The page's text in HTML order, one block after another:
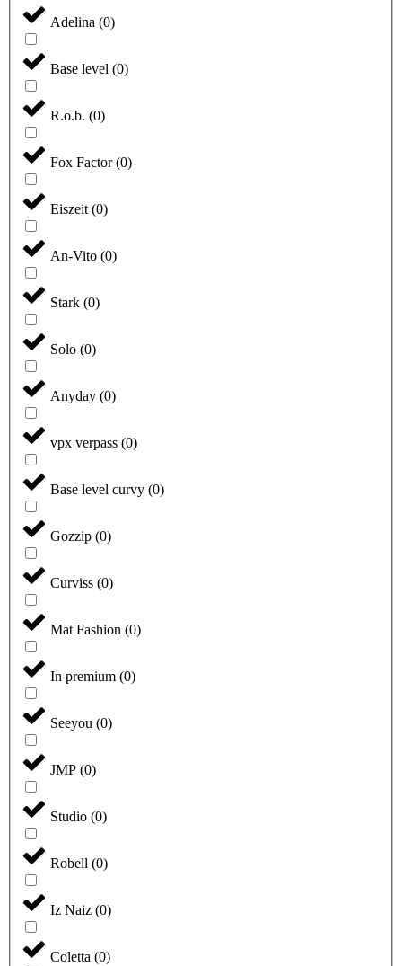
Adelina (0)
Base level (0)
R.o.b. (0)
Fox Factor(0)
Eiszeit (0)
An-Vito (0)
Stark (0)
Solo (0)
Anyday (0)
vpx verpass (0)
Base level curvy (0)
Gozzip (0)
Curviss (0)
Mat Fashion (0)
In premium (0)
Seeyou (0)
JMP (0)
Studio (0)
Robell (0)
Iz Naiz (0)
Coletta (0)